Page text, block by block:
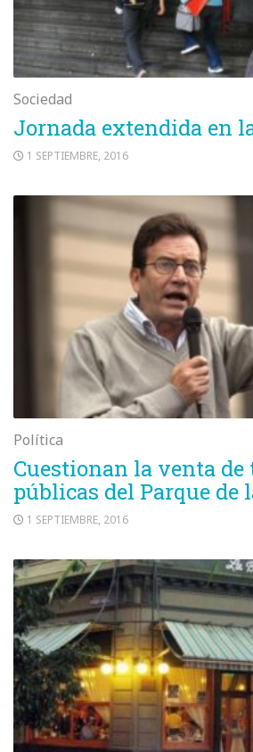
Sociedad
Jornada extendida en
1 SEPTIEMBRE, 2016
Política
Cuestionan la venta de
públicas del Parque de
1 SEPTIEMBRE, 2016